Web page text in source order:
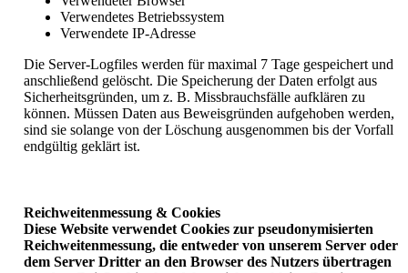
Verwendetes Betriebssystem
Verwendete IP-Adresse
Die Server-Logfiles werden für maximal 7 Tage gespeichert und
anschließend gelöscht. Die Speicherung der Daten erfolgt aus
Sicherheitsgründen, um z. B. Missbrauchsfälle aufklären zu
können. Müssen Daten aus Beweisgründen aufgehoben werden,
sind sie solange von der Löschung ausgenommen bis der Vorfall
endgültig geklärt ist.
Reichweitenmessung & Cookies
Diese Website verwendet Cookies zur pseudonymisierten
Reichweitenmessung, die entweder von unserem Server oder
dem Server Dritter an den Browser des Nutzers übertragen